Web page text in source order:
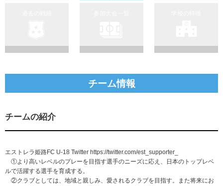
チーム情報
チームの紹介
エストレラ姫路FC U-18 Twitter https://twitter.com/est_supporter_
①より高いレベルのプレーを目指す選手のニーズに応え、日本のトップレベ
ルで活躍する選手を育成する。
②クラブとしては、地域と親しみ、愛されるクラブを目指す。また将来にお